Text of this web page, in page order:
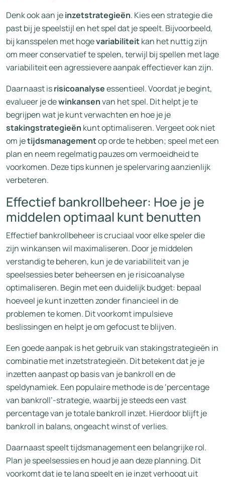
Denk ook aan jeinzetstrategieën. Kies een strategie die
past bij je speelstijl en het spel dat je speelt. Bijvoorbeeld,
bij kansspelen met hogevariabiliteitkan het nuttig zijn
om meer conservatief te spelen, terwijl bij spellen met lage
variabiliteit een agressievere aanpak effectiever kan zijn.
Daarnaast isrisicoanalyseessentieel. Voordat je begint,
evalueer je dewinkansenvan het spel. Dit helpt je te
begrijpen wat je kunt verwachten en hoe je je
stakingstrategieën kunt optimaliseren. Vergeet ook niet
om jetijdsmanagementop orde te hebben; speel met een
plan en neem regelmatig pauzes om vermoeidheid te
voorkomen. Deze tips kunnen je spelervaring aanzienlijk
verbeteren.
Effectief bankrollbeheer: Hoe je je
middelen optimaal kunt benutten
Effectief bankrollbeheer is cruciaal voor elke speler die
zijn winkansen wil maximaliseren. Door je middelen
verstandig te beheren, kun je de variabiliteit van je
speelsessies beter beheersen en je risicoanalyse
optimaliseren. Begin met een duidelijk budget: bepaal
hoeveel je kunt inzetten zonder financieel in de
problemen te komen. Dit voorkomt impulsieve
beslissingen en helpt je om gefocust te blijven.
Een goede aanpak is het gebruik van stakingstrategieën in
combinatie met inzetstrategieën. Dit betekent dat je je
inzetten aanpast op basis van je bankroll en de
speldynamiek. Een populaire methode is de ‘percentage
van bankroll’-strategie, waarbij je steeds een vast
percentage van je totale bankroll inzet. Hierdoor blijft je
bankroll in balans, ongeacht winst of verlies.
Daarnaast speelt tijdsmanagement een belangrijke rol.
Plan je speelsessies en houd je aan deze planning. Dit
voorkomt dat je te lang speelt en je inzet verhoogt uit